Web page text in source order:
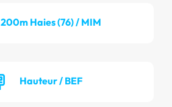
200m Haies (76) / MIM
Hauteur / BEF